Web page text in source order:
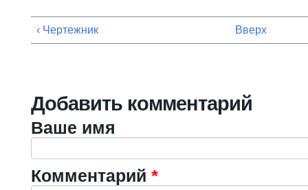
‹ Чертежник Вверх
Добавить комментарий
Ваше имя
Комментарий *